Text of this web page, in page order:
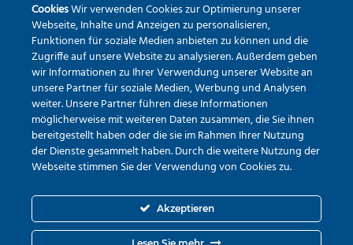
Pietrapaola-Platz 4
59581 Warstein
Tel.:02902 – 9791840
Erreichbarkeit via Mail
CookiesWir verwenden Cookies zur Optimierung unserer
Webseite, Inhalte und Anzeigen zu personalisieren,
Funktionen für soziale Medien anbieten zu können und die
Zugriffe auf unsere Website zu analysieren. Außerdem geben
wir Informationen zu Ihrer Verwendung unserer Website an
unsere Partner für soziale Medien, Werbung und Analysen
weiter. Unsere Partner führen diese Informationen
möglicherweise mit weiteren Daten zusammen, die Sie ihnen
bereitgestellt haben oder die sie im Rahmen Ihrer Nutzung
der Dienste gesammelt haben. Durch die weitere Nutzung der
Webseite stimmen Sie der Verwendung von Cookies zu.
Akzeptieren